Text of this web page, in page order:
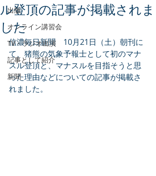
出版
オンライン講習会
TV・ラジオ出演
記事として紹介
新聞
ル登頂の記事が掲載されま
した
信濃毎日新聞　10月21日（土）朝刊に
て、猪熊の気象予報士として初のマナ
スル登頂と、マナスルを目指そうと思
った理由などについての記事が掲載さ
れました。